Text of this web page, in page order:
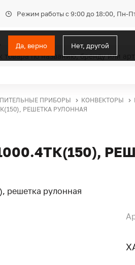
Режим работы с 9:00 до 18:00, Пн-
Да, верно Нет, другой
ПРИБОРЫ КОНВЕКТОРЫ
РЕШЕТКА РУЛОННАЯ